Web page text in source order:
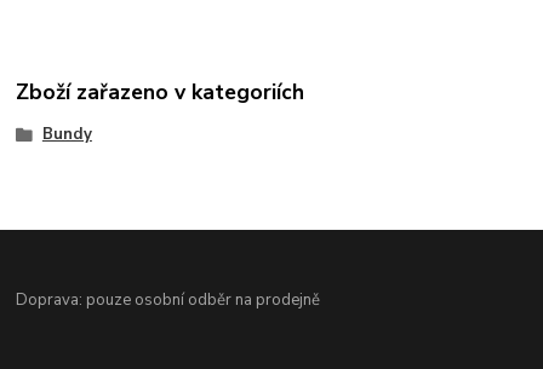
Zboží zařazeno v kategoriích
Bundy
Doprava: pouze osobní odběr na prodejně